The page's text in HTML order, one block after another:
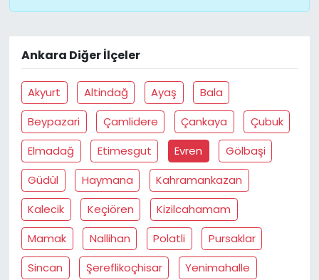
Ankara Diğer İlçeler
Akyurt Altindağ Ayaş
Bala
Beypazari
Çamlidere Çankaya
Çubuk
Elmadağ
Etimesgut Evren
Gölbaşi
Güdül
Haymana
Kahramankazan
Kalecik
Keçiören
Kizilcahamam
Mamak
Nallihan Polatli
Pursaklar
Sincan
Şereflikoçhisar Yenimahalle